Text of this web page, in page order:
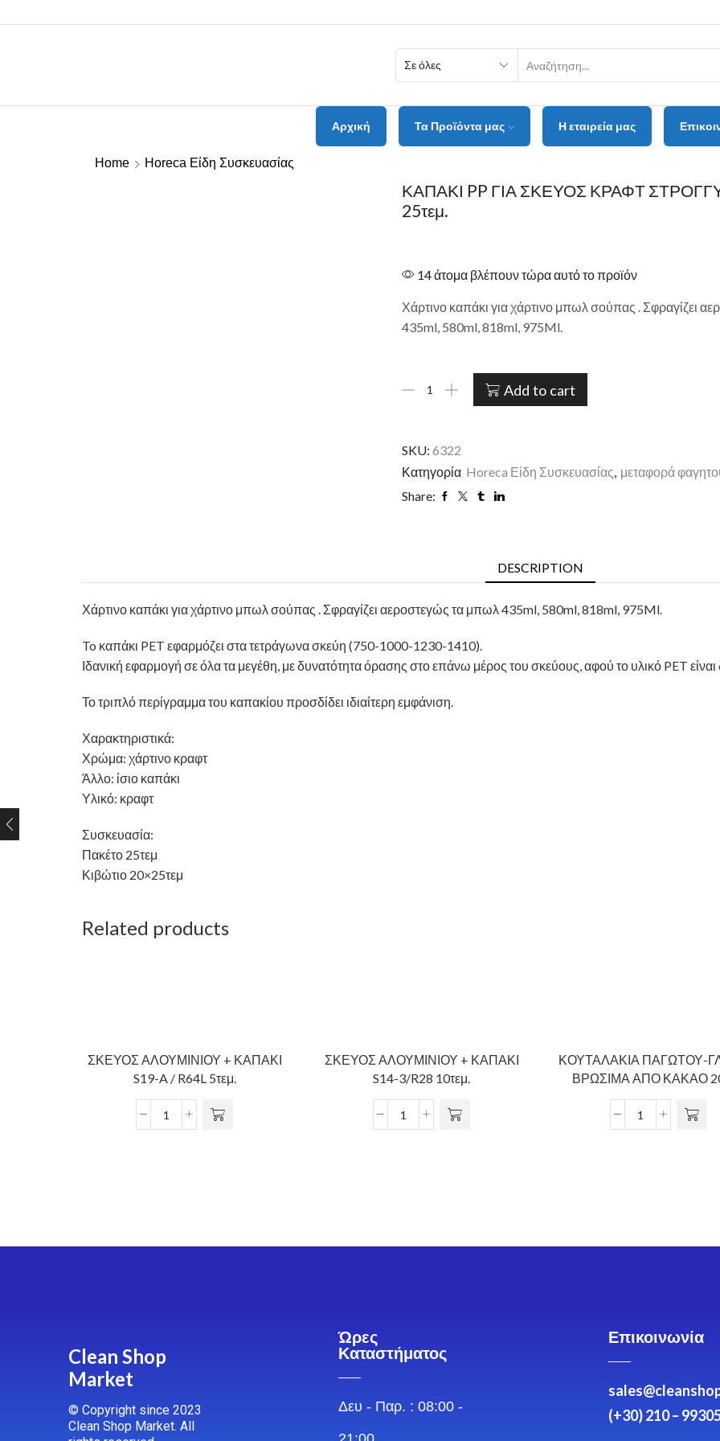
Αρχική Τα Προϊόντα μας Η εταιρεία μας
Home Horeca Είδη Συσκευασίας
ΚΑΠΑΚΙ PP ΓΙΑ ΣΚΕΥΟΣ ΚΡΑΦΤ
25τεμ.
14 άτομα βλέπουν τώρα αυτό το προϊόν
Χάρτινο καπάκι για χάρτινο μπωλ σούπας . Σφραγίζει
435ml, 580ml, 818ml, 975Ml.
Add to cart
SKU: 6322
Κατηγορία Horeca Είδη Συσκευασίας, μεταφορά
Share:
DESCRIPTION
Χάρτινο καπάκι για χάρτινο μπωλ σούπας . Σφραγίζει αεροστεγώς τα μπωλ 435ml, 580ml, 818ml, 975Ml.
To καπάκι PET εφαρμόζει στα τετράγωνα σκεύη (750-1000-1230-1410).
Ιδανική εφαρμογή σε όλα τα μεγέθη, με δυνατότητα όρασης στο επάνω μέρος του σκεύους, αφού το υλικό PET είναι
Το τριπλό περίγραμμα του καπακίου προσδίδει ιδιαίτερη εμφάνιση.
Χαρακτηριστικά:
Χρώμα: χάρτινο κραφτ
Άλλο: ίσιο καπάκι
Υλικό: κραφτ
Συσκευασία:
Πακέτο 25τεμ
Κιβώτιο 20×25τεμ
Related products
ΣΚΕΥΟΣ ΑΛΟΥΜΙΝΙΟΥ + ΚΑΠΑΚΙ
S19-A / R64L 5τεμ.
ΣΚΕΥΟΣ ΑΛΟΥΜΙΝΙΟΥ + ΚΑΠΑΚΙ
S14-3/R28 10τεμ.
ΚΟΥΤΑΛΑΚΙΑ ΠΑΓΩΤΟΥ-
ΒΡΩΣΙΜΑ ΑΠΟ ΚΑΚΑΟ
Clean Shop
Market
© Copyright since 2023
Clean Shop Market. All
Ώρες
Καταστήματος
Δευ - Παρ. : 08:00 -
Επικοινωνία
(+30) 210 –